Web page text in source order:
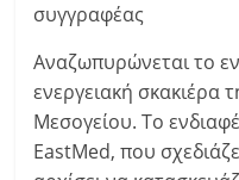
συγγραφέας
Αναζωπυρώνεται το
ενεργειακή σκακιέρα
Μεσογείου. Το
EastMed, που